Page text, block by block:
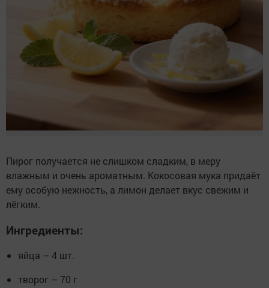
Пирог получается не слишком сладким, в меру
влажным и очень ароматным. Кокосовая мука придаёт
ему особую нежность, а лимон делает вкус свежим и
лёгким.
Ингредиенты:
яйца – 4 шт.
творог – 70 г